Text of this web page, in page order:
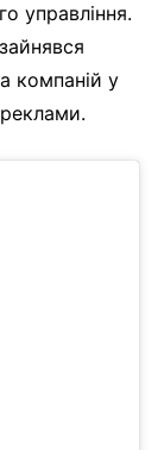
управління.
компаній у